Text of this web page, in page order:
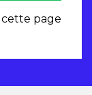
page